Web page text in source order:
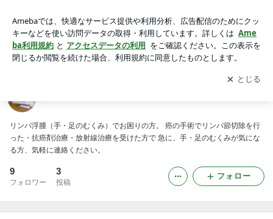
アプリをダウンロードして ブログの更新通知
を受け取りまし
ょう。
開く
リンパ浮腫（手・足のむくみ）でお困りの方。 癌の手術でリンパ節切除を行
った・抗癌剤治療・放射線治療を受けた方で 急に、手・足のむくみが気にな
る方、気軽に連絡ください。
9
フォロワー
3
投稿
フォロー